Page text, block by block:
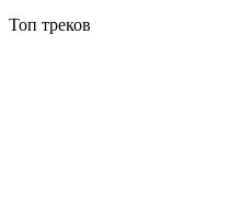
Топ треков